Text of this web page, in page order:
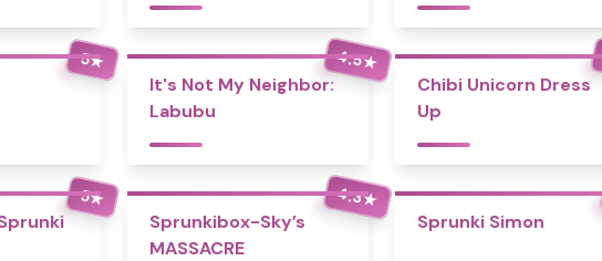
5★ 4.5★
It's Not My Neighbor:
Labubu
Chibi Unicorn Dress
Up
5★ 4.3★
Sprunkibox-Sky’s
MASSACRE
Sprunki Simon